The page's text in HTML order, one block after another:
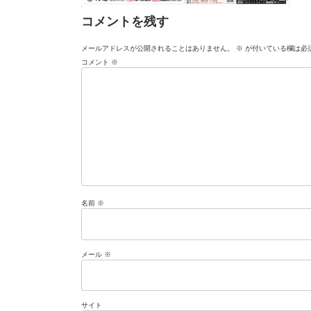
コメントを残す
メールアドレスが公開されることはありません。 ※ が付いている欄は必
コメント ※
名前 ※
メール ※
サイト